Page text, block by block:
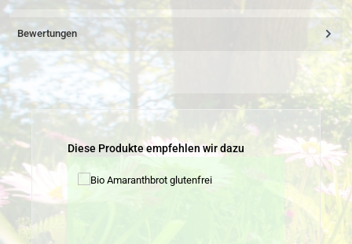
Bewertungen
Produktgalerie überspringen
Diese Produkte empfehlen wir dazu